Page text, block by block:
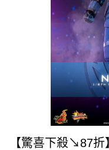
【驚喜下殺↘87